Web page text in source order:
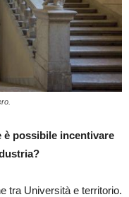
possibile incentivare
tra Università e territorio.